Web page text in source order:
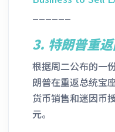
3. 特朗普重
根据周二公布的一
朗普在重返总统宝
货币销售和迷因币
元。